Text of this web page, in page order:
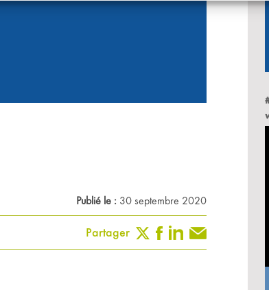
Publié le : 30 septembre 2020
Partager